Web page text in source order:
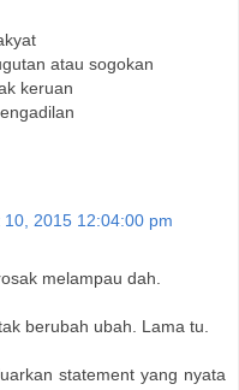
atau sogokan
keruan
10, 2015 12:04:00 pm
melampau dah.
berubah ubah. Lama tu.
statement yang nyata